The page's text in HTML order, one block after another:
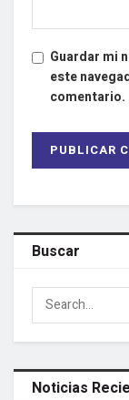
Guardar mi
este
comentario.
Buscar
Noticias